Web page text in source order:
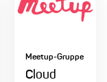
Meetup-Gruppe
Cloud